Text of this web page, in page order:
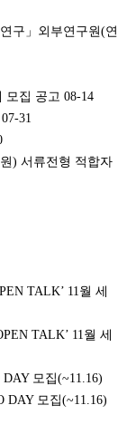
구」외부연구원(연
모집 공고 08-14
07-31
) 서류전형 적합자
TALK’ 11월 세
TALK’ 11월 세
모집(~11.16)
DAY 모집(~11.16)